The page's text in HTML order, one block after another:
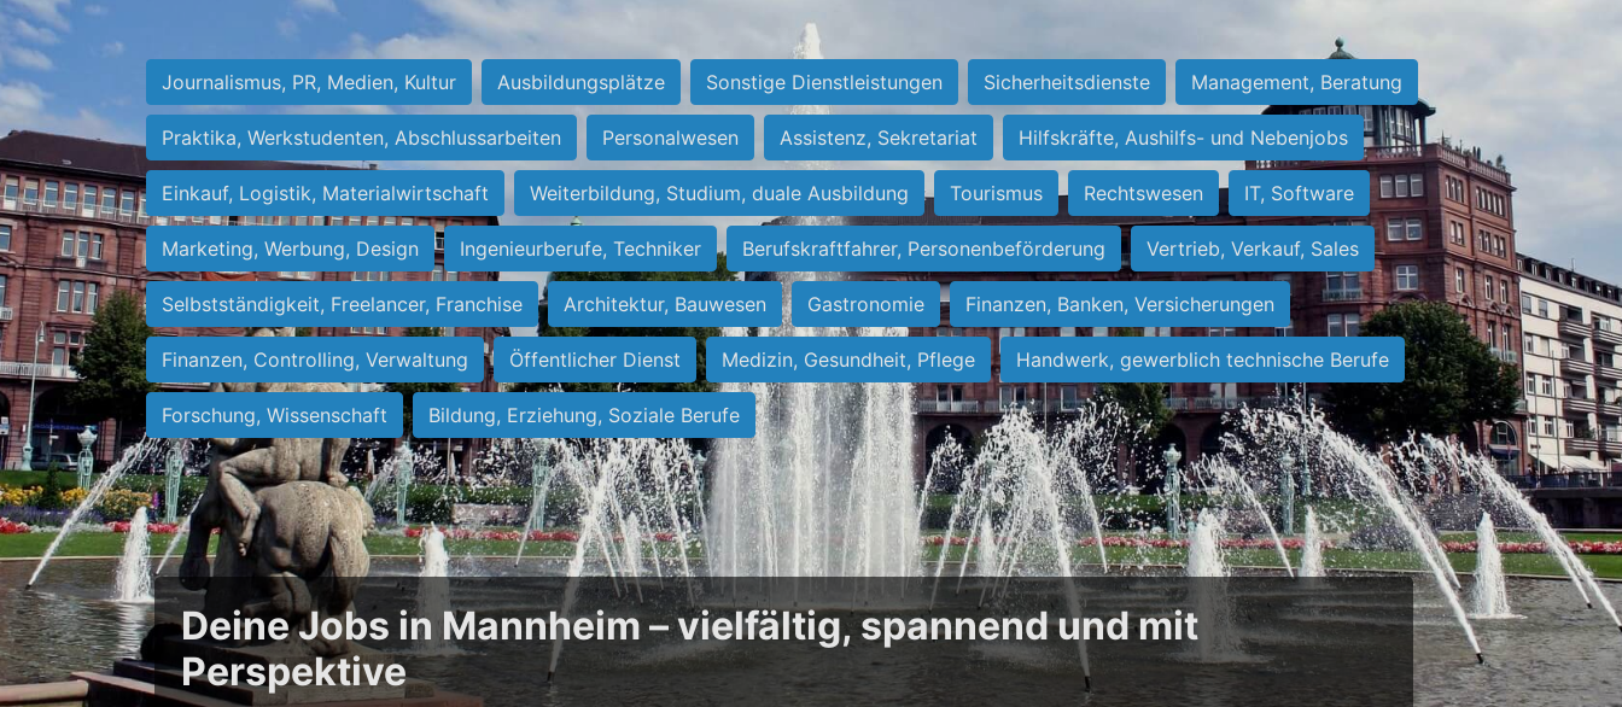
Journalismus, PR, Medien, Kultur Ausbildungsplätze Sonstige Dienstleistungen Sicherheitsdienste Management, Beratung
Praktika, Werkstudenten, Abschlussarbeiten Personalwesen Assistenz, Sekretariat Hilfskräfte, Aushilfs- und Nebenjobs
Einkauf, Logistik, Materialwirtschaft Weiterbildung, Studium, duale Ausbildung Tourismus Rechtswesen IT, Software
Marketing, Werbung, Design Ingenieurberufe, Techniker Berufskraftfahrer, Personenbeförderung Vertrieb, Verkauf, Sales
Selbstständigkeit, Freelancer, Franchise Architektur, Bauwesen Gastronomie Finanzen, Banken, Versicherungen
Finanzen, Controlling, Verwaltung Öffentlicher Dienst Medizin, Gesundheit, Pflege Handwerk, gewerblich technische Berufe
Forschung, Wissenschaft Bildung, Erziehung, Soziale Berufe
Deine Jobs in Mannheim – vielfältig, spannend und mit
Perspektive